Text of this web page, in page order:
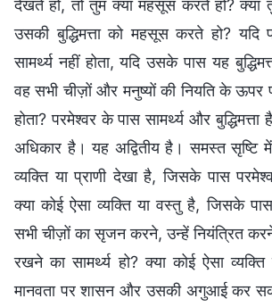
देखते हो, तो तुम क्या महसूस करते हो? क्या
उसकी बुद्धिमत्ता को महसूस करते हो?
सामर्थ्य नहीं होता, यदि उसके पास यह
वह सभी चीज़ों और मनुष्यों की नियति के ऊपर
होता? परमेश्वर के पास सामर्थ्य और
अधिकार है। यह अद्वितीय है। समस्त सृष्टि
व्यक्ति या प्राणी देखा है, जिसके पास
क्या कोई ऐसा व्यक्ति या वस्तु है, जिसके
सभी चीज़ों का सृजन करने, उन्हें नियंत्रित
रखने का सामर्थ्य हो? क्या कोई ऐसा
मानवता पर शासन और उसकी अगुआई कर